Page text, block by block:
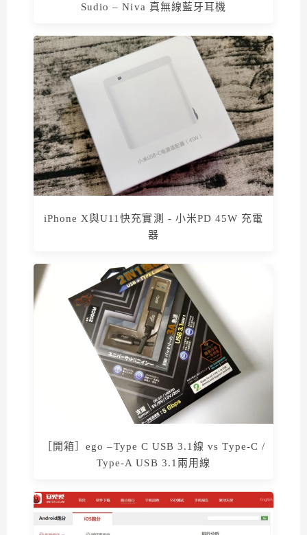
Sudio – Niva 真無線藍牙耳機
iPhone X與U11快充實測 - 小米PD 45W 充電
器
［開箱］ego –Type C USB 3.1線 vs Type-C /
Type-A USB 3.1兩用線